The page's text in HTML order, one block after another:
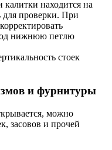
калитки находится на
для проверки. При
нижнюю петлю
стоек
и фурнитуры
можно
засовов и прочей